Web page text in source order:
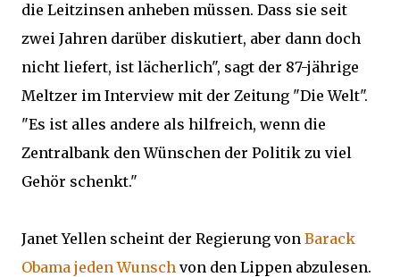
die Leitzinsen anheben müssen. Dass sie seit
zwei Jahren darüber diskutiert, aber dann doch
nicht liefert, ist lächerlich", sagt der 87-jährige
Meltzer im Interview mit der Zeitung "Die Welt".
"Es ist alles andere als hilfreich, wenn die
Zentralbank den Wünschen der Politik zu viel
Gehör schenkt."
Janet Yellen scheint der Regierung von Barack
Obama jeden Wunsch von den Lippen abzulesen.